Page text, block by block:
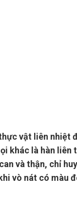
vật liên nhiệt
khác là hàn
và thận, chỉ
vò nát có màu